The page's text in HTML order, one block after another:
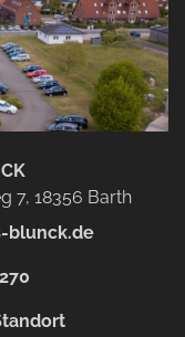
7, 18356 Barth
blunck.de